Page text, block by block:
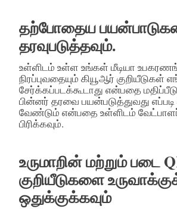
தற்போதைய
தரவுபடுத்தவும்.
உள்ளிடம் உள்ள உங்கள் மீடியா
நிரப்புவதையும் கியூஆர் குறியீடுகள்
சேர்க்கப்படக்கூடாது என்பதை
பின்னர் தரவை பயன்படுத்துவது
வேண்டும் என்பதை உள்ளிடம்
பிரிக்கவும்.
உருமாறின் மற்றும் படை
குறியீடுகளை
ஒதுக்குக்கவும்